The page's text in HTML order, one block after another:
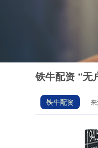
铁牛配资 “无
铁牛配资